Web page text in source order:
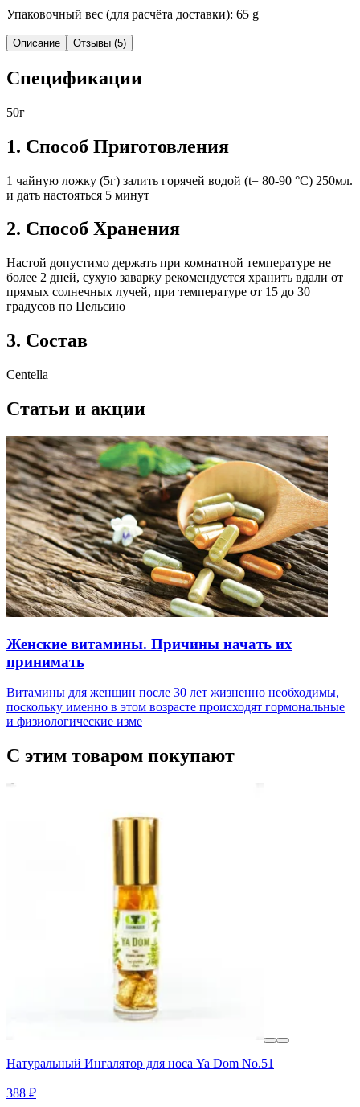
Упаковочный вес (для расчёта доставки): 65 g
Описание Отзывы (5)
Cпецификации
50г
1. Способ Приготовления
1 чайную ложку (5г) залить горячей водой (t= 80-90 °C) 250мл.
и дать настояться 5 минут
2. Способ Хранения
Настой допустимо держать при комнатной температуре не
более 2 дней, сухую заварку рекомендуется хранить вдали от
прямых солнечных лучей, при температуре от 15 до 30
градусов по Цельсию
3. Состав
Centella
Статьи и акции
Женские витамины. Причины начать их
принимать
Витамины для женщин после 30 лет жизненно необходимы,
поскольку именно в этом возрасте происходят гормональные
и физиологические изме
С этим товаром покупают
Натуральный Ингалятор для носа Ya Dom No.51
388 ₽